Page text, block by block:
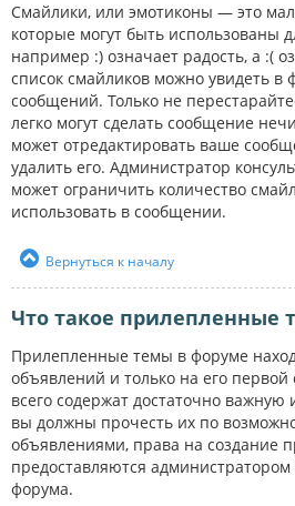
Смайлики, или эмотиконы — это
которые могут быть использованы
например :) означает радость, а :(
список смайликов можно увидеть в
сообщений. Только не
легко могут сделать сообщение
может отредактировать ваше
удалить его. Администратор
может ограничить количество
использовать в сообщении.
Вернуться к началу
Что такое прилепленные
Прилепленные темы в форуме
объявлений и только на его
всего содержат достаточно
вы должны прочесть их по
объявлениями, права на создание
предоставляются администратором
форума.